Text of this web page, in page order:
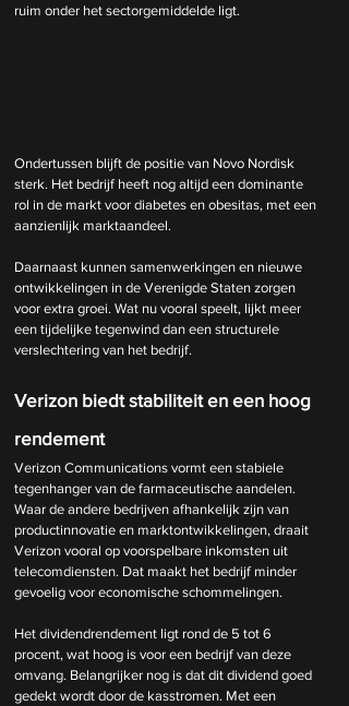
ruim onder het sectorgemiddelde ligt.
Ondertussen blijft de positie van Novo Nordisk
sterk. Het bedrijf heeft nog altijd een dominante
rol in de markt voor diabetes en obesitas, met een
aanzienlijk marktaandeel.
Daarnaast kunnen samenwerkingen en nieuwe
ontwikkelingen in de Verenigde Staten zorgen
voor extra groei. Wat nu vooral speelt, lijkt meer
een tijdelijke tegenwind dan een structurele
verslechtering van het bedrijf.
Verizon biedt stabiliteit en een hoog
rendement
Verizon Communications vormt een stabiele
tegenhanger van de farmaceutische aandelen.
Waar de andere bedrijven afhankelijk zijn van
productinnovatie en marktontwikkelingen, draait
Verizon vooral op voorspelbare inkomsten uit
telecomdiensten. Dat maakt het bedrijf minder
gevoelig voor economische schommelingen.
Het dividendrendement ligt rond de 5 tot 6
procent, wat hoog is voor een bedrijf van deze
omvang. Belangrijker nog is dat dit dividend goed
gedekt wordt door de kasstromen. Met een